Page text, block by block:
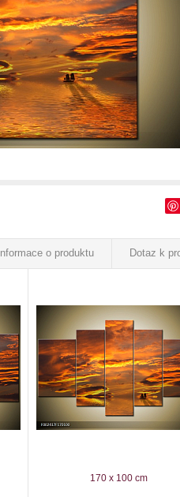
Informace o produktu Dotaz k
170 x 100 cm